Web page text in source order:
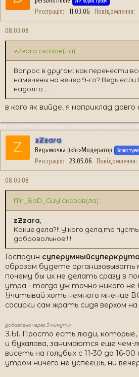
Реєстрація 11.03.06 Повідомлення
08.03.08
zZzara сказав(ла):
Вопрос в другом: как перенести
намечены на вечер 9-го? Ведь
надолго.....
в кого як вийде, я наприклад
Z zZzara
Ведьмочка :)<br>Модератор
Реєстрація 23.05.06 Повідомлення
08.03.08
Mr_BaD_GuY сказав(ла):
zZzara
Какие дела?!! У кого дела,то
добровольное!!!!
Господин
образом будете
почему бы их не делать сразу в
утра - тогда уж точно никого не
Учитывай хоть немного мнение
сосиски сам жрать сидя верхом
добавлено через 3 минуты
З.Ы. Просто есть люди,
и бухалова, занимаются еще чем-
висеть на голубых с 11-30 до 16-
утром ничего не успеешь, ни